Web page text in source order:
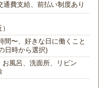
通費支給、前払い制度あり
間〜、好きな日に働くこと
日時から選択)
風呂、洗面所、リビン